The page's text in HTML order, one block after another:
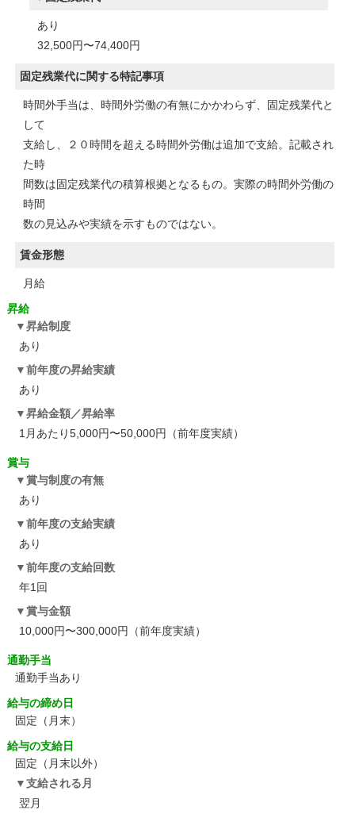
あり
32,500円〜74,400円
固定残業代に関する特記事項
時間外手当は、時間外労働の有無にかかわらず、固定残業代と
して
支給し、２０時間を超える時間外労働は追加で支給。記載され
た時
間数は固定残業代の積算根拠となるもの。実際の時間外労働の
時間
数の見込みや実績を示すものではない。
賃金形態
月給
昇給
昇給制度
あり
前年度の昇給実績
あり
昇給金額／昇給率
1月あたり5,000円〜50,000円（前年度実績）
賞与
賞与制度の有無
あり
前年度の支給実績
あり
前年度の支給回数
年1回
賞与金額
10,000円〜300,000円（前年度実績）
通勤手当
通勤手当あり
給与の締め日
固定（月末）
給与の支給日
固定（月末以外）
支給される月
翌月